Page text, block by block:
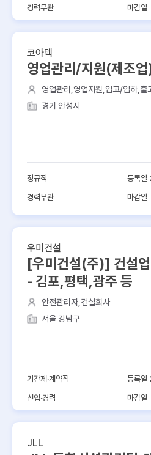
경력무관 마감일
코아텍
영업관리/지원(제조
영업관리,영업지원,입고/입하,출
경기 안성시
정규직 등록
경력무관 마감일
우미건설
[우미건설(주)] 건설
- 김포,평택,광주 등
안전관리자,건설회사
서울 강남구
기간제·계약직 등록
신입·경력 마감일
JLL